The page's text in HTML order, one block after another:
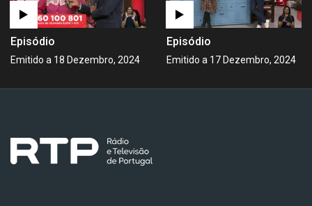
Episódio
Emitido a 18 Dezembro, 2024
Episódio
Emitido a 17 Dezembro, 2024